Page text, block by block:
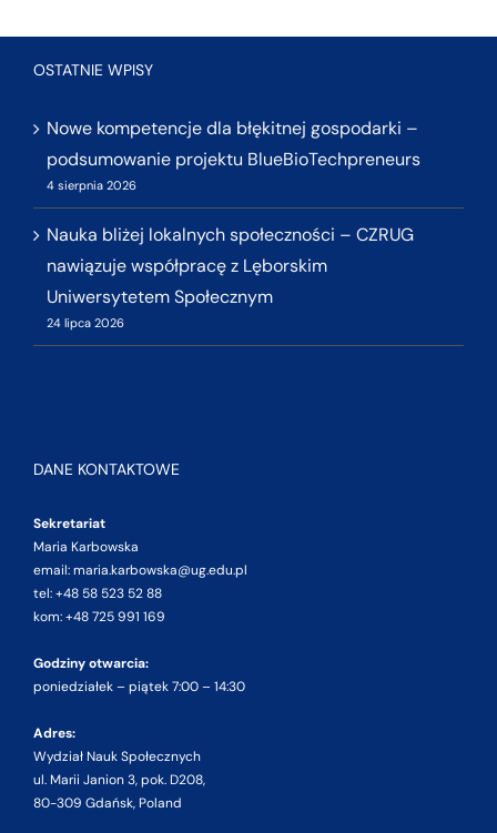
OSTATNIE WPISY
Nowe kompetencje dla błękitnej gospodarki –
podsumowanie projektu BlueBioTechpreneurs
4 sierpnia 2026
Nauka bliżej lokalnych społeczności – CZRUG
nawiązuje współpracę z Lęborskim
Uniwersytetem Społecznym
24 lipca 2026
DANE KONTAKTOWE
Sekretariat
Maria Karbowska
email: maria.karbowska@ug.edu.pl
tel: +48 58 523 52 88
kom: +48 725 991 169
Godziny otwarcia:
poniedziałek – piątek 7:00 – 14:30
Adres:
Wydział Nauk Społecznych
ul. Marii Janion 3, pok. D208,
80-309 Gdańsk, Poland